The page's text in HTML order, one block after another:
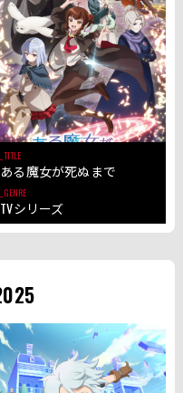
TITLE
ある魔女が死ぬまで
GENRE
TVシリーズ